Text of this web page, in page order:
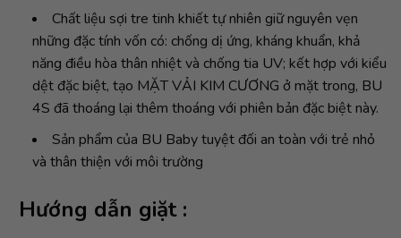
Chất liệu sợi tre tinh khiết tự nhiên giữ nguyên vẹn
những đặc tính vốn có: chống dị ứng, kháng khuẩn, khả
năng điều hòa thân nhiệt và chống tia UV; kết hợp với kiểu
dệt đặc biệt, tạo MẶT VẢI KIM CƯƠNG ở mặt trong, BU
4S đã thoáng lại thêm thoáng với phiên bản đặc biệt này.
Sản phẩm của BU Baby tuyệt đối an toàn với trẻ nhỏ
và thân thiện với môi trường
Hướng dẫn giặt :